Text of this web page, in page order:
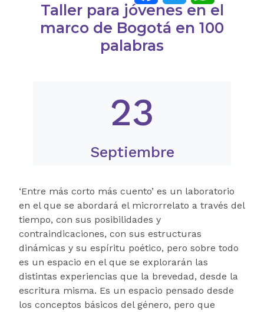
Taller para jóvenes en el
marco de Bogotá en 100
palabras
23
Septiembre
‘Entre más corto más cuento’ es un laboratorio
en el que se abordará el microrrelato a través del
tiempo, con sus posibilidades y
contraindicaciones, con sus estructuras
dinámicas y su espíritu poético, pero sobre todo
es un espacio en el que se explorarán las
distintas experiencias que la brevedad, desde la
escritura misma. Es un espacio pensado desde
los conceptos básicos del género, pero que